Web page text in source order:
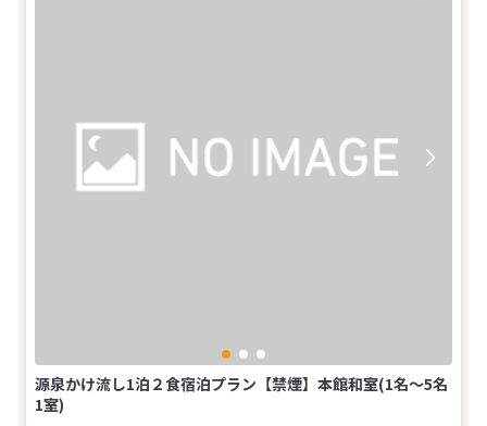
源泉かけ流し1泊２食宿泊プラン【禁煙】本館和室(1名～5名
1室)